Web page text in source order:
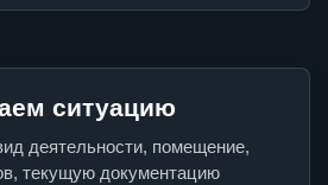
ситуацию
деятельности, помещение,
текущую документацию